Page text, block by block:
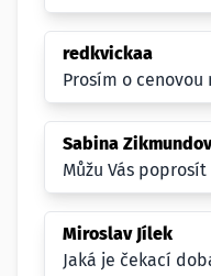
redkvickaa
Prosím o
Sabina
Můžu Vás
Miroslav Jílek
Jaká je čekací